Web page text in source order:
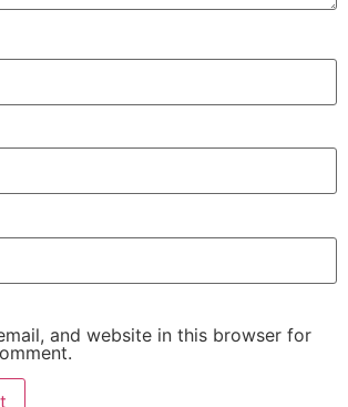
and website in this browser for